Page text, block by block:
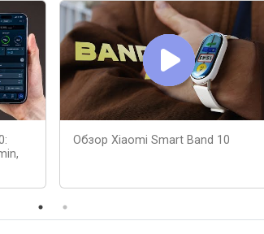
Обзор Xiaomi Smart Band 10